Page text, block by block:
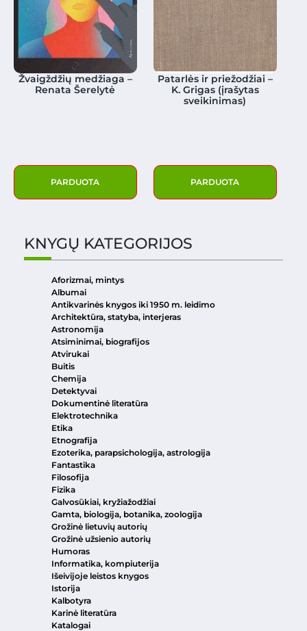
Žvaigždžių medžiaga –
Renata Šerelytė
PARDUOTA
Patarlės ir priežodžiai –
K. Grigas (įrašytas
sveikinimas)
PARDUOTA
KNYGŲ KATEGORIJOS
Aforizmai, mintys
Albumai
Antikvarinės knygos iki 1950 m. leidimo
Architektūra, statyba, interjeras
Astronomija
Atsiminimai, biografijos
Atvirukai
Buitis
Chemija
Detektyvai
Dokumentinė literatūra
Elektrotechnika
Etika
Etnografija
Ezoterika, parapsichologija, astrologija
Fantastika
Filosofija
Fizika
Galvosūkiai, kryžiažodžiai
Gamta, biologija, botanika, zoologija
Grožinė lietuvių autorių
Grožinė užsienio autorių
Humoras
Informatika, kompiuterija
Išeivijoje leistos knygos
Istorija
Kalbotyra
Karinė literatūra
Katalogai